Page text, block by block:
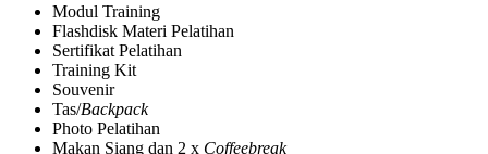
Modul Training
Flashdisk Materi Pelatihan
Sertifikat Pelatihan
Training Kit
Souvenir
Tas/Backpack
Photo Pelatihan
Makan Siang dan 2 x Coffeebreak